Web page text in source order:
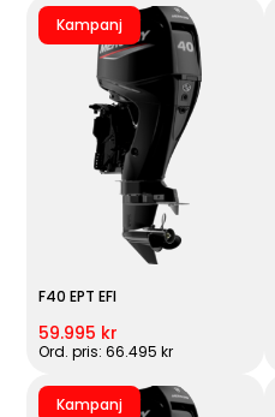
Kampanj
F40 EPT EFI
59.995 kr
Ord. pris: 66.495 kr
Kampanj